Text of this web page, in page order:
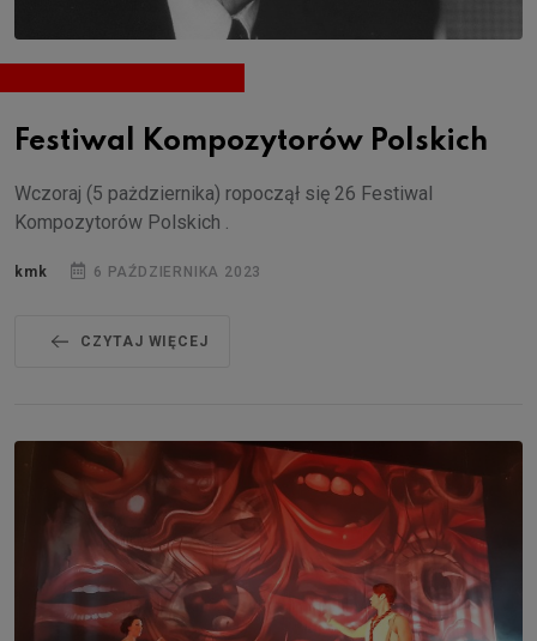
Festiwal Kompozytorów Polskich
Wczoraj (5 pażdziernika) ropoczął się 26 Festiwal
Kompozytorów Polskich .
kmk 6 PAŹDZIERNIKA 2023
CZYTAJ WIĘCEJ